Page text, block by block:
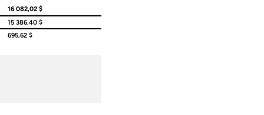
16 082,02 $
15 386,40 $
695,62 $